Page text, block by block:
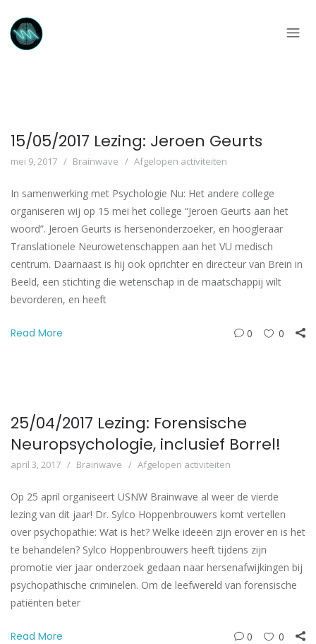
15/05/2017 Lezing: Jeroen Geurts
mei 9, 2017 Brainwave Afgelopen activiteiten
In samenwerking met Psychologie Nu: Het andere college
organiseren wij op 15 mei het college “Jeroen Geurts aan het
woord”. Jeroen Geurts is hersenonderzoeker, en hoogleraar
Translationele Neurowetenschappen aan het VU medisch
centrum. Daarnaast is hij ook oprichter en directeur van Brein in
Beeld, een stichting die wetenschap in de maatschappij wilt
bevorderen, en heeft
Read More 0 0
25/04/2017 Lezing: Forensische
Neuropsychologie, inclusief Borrel!
april 3, 2017 Brainwave Afgelopen activiteiten
Op 25 april organiseert USNW Brainwave al weer de vierde
lezing van dit jaar! Dr. Sylco Hoppenbrouwers komt vertellen
over psychopathie: Wat is het? Welke ideeën zijn erover en is het
te behandelen? Sylco Hoppenbrouwers heeft tijdens zijn
promotie vier jaar onderzoek gedaan naar hersenafwijkingen bij
psychopathische criminelen. Om de leefwereld van forensische
patiënten beter
Read More 0 0